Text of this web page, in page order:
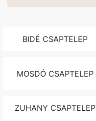
BIDÉ CSAPTELEP
MOSDÓ CSAPTELEP
ZUHANY CSAPTELEP